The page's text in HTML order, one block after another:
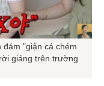
đám "giận cá chém
giáng trên trường